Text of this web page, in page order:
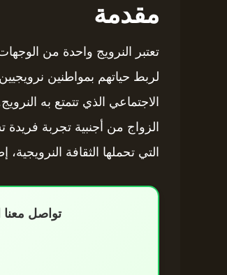
مقدمة
تعتبر النرويج واحدة من
لربط حياتهم بمواطنين
الاجتماعي الذي تتمتع به
الزواج من أجنبية تجربة
التي تحملها الثقافة
تواصل